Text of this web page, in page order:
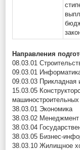
Направления
08.03.01
09.03.01
09.03.03 Прикладная
15.03.05
машиностроительных
38.03.01 Экономика
38.03.02 Менеджмент
38.03.04
38.03.05 Бизнес-
38.03.10 Жилищное